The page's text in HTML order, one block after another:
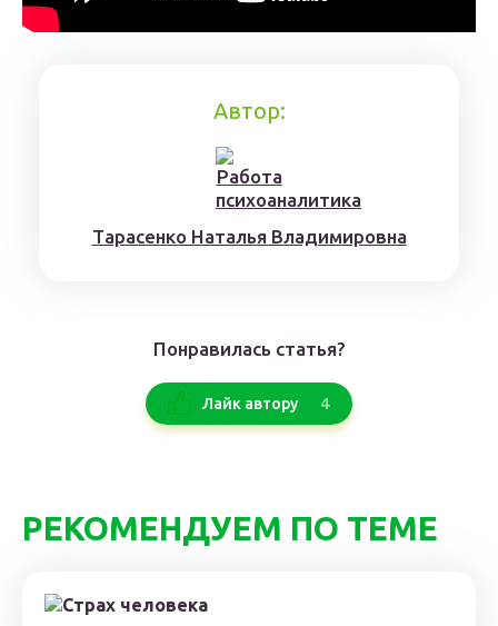
Автор:
Тaрaсенкo Нaтaлья Влaдимирoвнa
Понравилась статья?
Лайк автору 4
РЕКОМЕНДУЕМ ПО ТЕМЕ